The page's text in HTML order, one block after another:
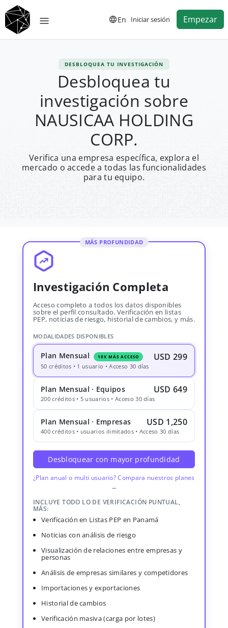
En Iniciar sesión Empezar
DESBLOQUEA TU INVESTIGACIÓN
Desbloquea tu
investigación sobre
NAUSICAA HOLDING
CORP.
Verifica una empresa específica, explora el
mercado o accede a todas las funcionalidades
para tu equipo.
MÁS PROFUNDIDAD
Investigación Completa
Acceso completo a todos los datos disponibles
sobre el perfil consultado. Verificación en listas
PEP, noticias de riesgo, historial de cambios, y más.
MODALIDADES DISPONIBLES
Plan Mensual 10X MÁS ACCESO USD 299
50 créditos • 1 usuario • Acceso 30 días
Plan Mensual · Equipos USD 649
200 créditos • 5 usuarios • Acceso 30 días
Plan Mensual · Empresas USD 1,250
400 créditos • usuarios ilimitados • Acceso 30 días
Desbloquear con mayor profundidad
¿Plan anual o multi usuario? Compara nuestros planes
→
INCLUYE TODO LO DE VERIFICACIÓN PUNTUAL,
MÁS:
Verificación en Listas PEP en Panamá
Noticias con análisis de riesgo
Visualización de relaciones entre empresas y
personas
Análisis de empresas similares y competidores
Importaciones y exportaciones
Historial de cambios
Verificación masiva (carga por lotes)